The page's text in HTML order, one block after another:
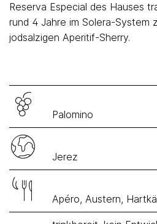
Reserva Especial des Hauses
rund 4 Jahre im Solera-System
jodsalzigen Aperitif-Sherry.
Palomino
Jerez
Apéro, Austern,